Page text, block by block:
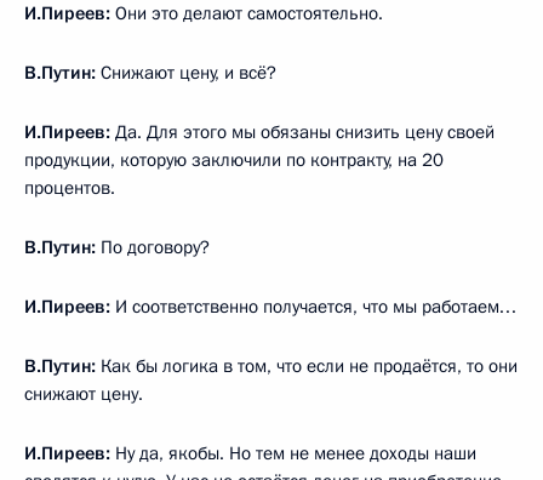
И.Пиреев: Они это делают самостоятельно.
В.Путин: Снижают цену, и всё?
И.Пиреев: Да. Для этого мы обязаны снизить цену своей
продукции, которую заключили по контракту, на 20
процентов.
В.Путин: По договору?
И.Пиреев: И соответственно получается, что мы работаем…
В.Путин: Как бы логика в том, что если не продаётся, то они
снижают цену.
И.Пиреев: Ну да, якобы. Но тем не менее доходы наши